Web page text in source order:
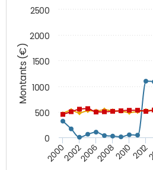
Montants (€)
200020022006200820102012
0
500
1000
1500
2000
2500